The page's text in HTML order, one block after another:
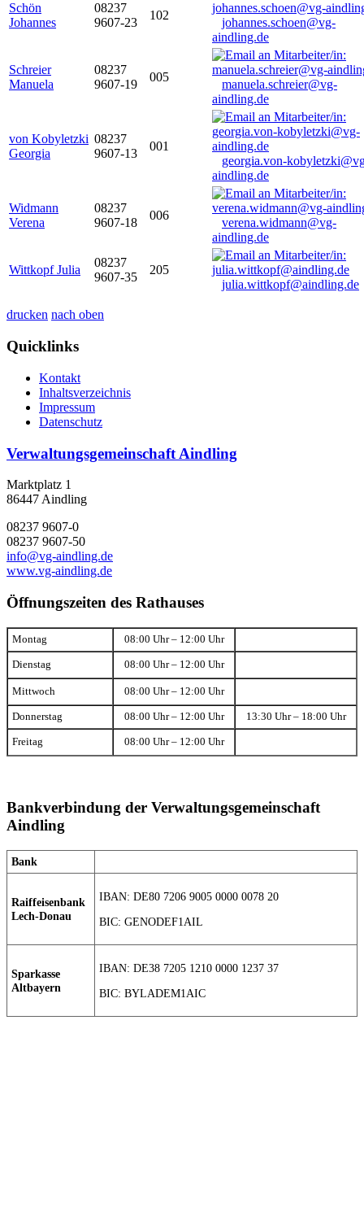
Schön
Johannes
08237
9607-23
102
johannes.schoen@vg-
aindling.de
Schreier
Manuela
08237
9607-19
005
manuela.schreier@vg-
aindling.de
von Kobyletzki
Georgia
08237
9607-13
001
georgia.von-
aindling.de
Widmann
Verena
08237
9607-18
006
verena.widmann@vg-
aindling.de
Wittkopf Julia
08237
9607-35
205
julia.wittkopf@aindling.de
drucken nach oben
Quicklinks
Kontakt
Inhaltsverzeichnis
Impressum
Datenschutz
Verwaltungsgemeinschaft Aindling
Marktplatz 1
86447 Aindling
08237 9607-0
08237 9607-50
info@vg-aindling.de
www.vg-aindling.de
Öffnungszeiten des Rathauses
Montag 08:00 Uhr – 12:00 Uhr
Dienstag 08:00 Uhr – 12:00 Uhr
Mittwoch 08:00 Uhr – 12:00 Uhr
Donnerstag 08:00 Uhr – 12:00 Uhr 13:30 Uhr – 18:00 Uhr
Freitag 08:00 Uhr – 12:00 Uhr
Bankverbindung der Verwaltungsgemeinschaft
Aindling
Bank
Raiffeisenbank
Lech-Donau
IBAN: DE80 7206 9005 0000 0078 20
BIC: GENODEF1AIL
Sparkasse
Altbayern
IBAN: DE38 7205 1210 0000 1237 37
BIC: BYLADEM1AIC